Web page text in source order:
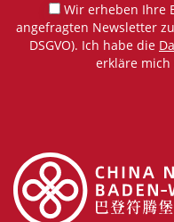
Wir erheben Ihre
angefragten Newsletter
DSGVO). Ich habe die
erkläre